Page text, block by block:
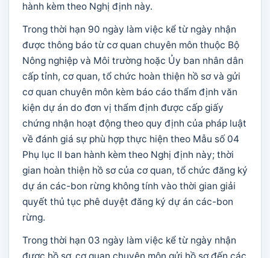
hành kèm theo Nghị định này.
Trong thời hạn 90 ngày làm việc kể từ ngày nhận
được thông báo từ cơ quan chuyên môn thuộc Bộ
Nông nghiệp và Môi trường hoặc Ủy ban nhân dân
cấp tỉnh, cơ quan, tổ chức hoàn thiện hồ sơ và gửi
cơ quan chuyên môn kèm báo cáo thẩm định văn
kiện dự án do đơn vị thẩm định được cấp giấy
chứng nhận hoạt động theo quy định của pháp luật
về đánh giá sự phù hợp thực hiện theo Mẫu số 04
Phụ lục II ban hành kèm theo Nghị định này; thời
gian hoàn thiện hồ sơ của cơ quan, tổ chức đăng ký
dự án các-bon rừng không tính vào thời gian giải
quyết thủ tục phê duyệt đăng ký dự án các-bon
rừng.
Trong thời hạn 03 ngày làm việc kể từ ngày nhận